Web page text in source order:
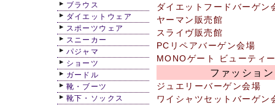
ダイエットフードバーゲン
ヤーマン販売館
スライヴ販売館
PCリペアバーゲン会場
MONOゲート ビューティ
ファッショ
ジュエリーバーゲン会場
ワイシャツセットバーゲン
ブラウス
ダイエットウェア
スポーツウェア
スニーカー
パジャマ
ショーツ
ガードル
靴・ブーツ
靴下・ソックス